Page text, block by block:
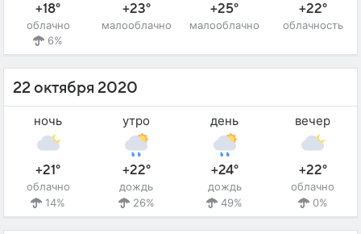
+18°
облачно
6%
+23°
малооблачно
+25°
малооблачно
+22°
облачность
22 октября 2020
ночь
+21°
облачно
14%
утро
+22°
дождь
26%
день
+24°
дождь
49%
вечер
+22°
облачно
0%